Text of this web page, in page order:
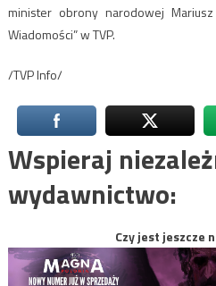
minister obrony narodowej
Wiadomości” w TVP.
/TVP Info/
Wspieraj
wydawnictwo:
Czy jest jeszcze